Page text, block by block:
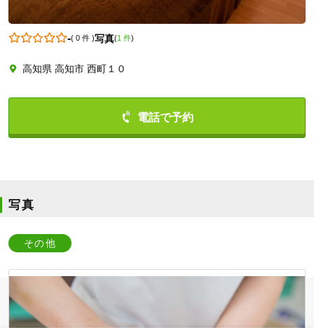
-( 0 件)写真(1 件)
高知県 高知市 西町１０
写真
その他
「健康にはりを見た」